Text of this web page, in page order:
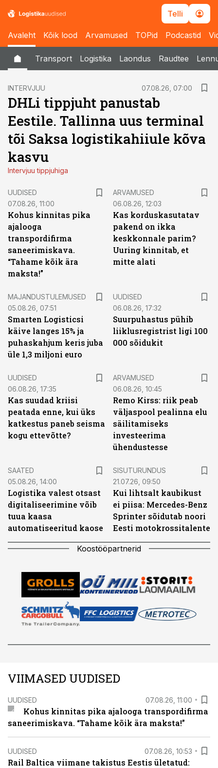
Telli
Avaleht Kõik lood Arvamused TOPid Podcastid
Transport Logistika Laondus Raudtee
INTERVJUU 07.08.26, 07:00
DHLi tippjuht panustab
Eestile. Tallinna uus terminal
tõi Saksa logistikahiiule kõva
kasvu
Intervjuu tippjuhiga
UUDISED
07.08.26, 11:00
Kohus kinnitas pika
ajalooga
transpordifirma
saneerimiskava.
“Tahame kõik ära
maksta!”
ARVAMUSED
06.08.26, 12:03
Kas korduskasutatav
pakend on ikka
keskkonnale parim?
Uuring kinnitab, et
mitte alati
MAJANDUSTULEMUSED
05.08.26, 07:51
Smarten Logisticsi
käive langes 15% ja
puhaskahjum keris juba
üle 1,3 miljoni euro
UUDISED
06.08.26, 17:32
Suurpuhastus pühib
liiklusregistrist ligi 100
000 sõidukit
UUDISED
06.08.26, 17:35
Kas suudad kriisi
peatada enne, kui üks
katkestus paneb seisma
kogu ettevõtte?
ARVAMUSED
06.08.26, 10:45
Remo Kirss: riik peab
väljaspool pealinna elu
säilitamiseks
investeerima
ühendustesse
SAATED
05.08.26, 14:00
Logistika valest otsast
digitaliseerimine võib
tuua kaasa
automatiseeritud kaose
SISUTURUNDUS
21.07.26, 09:50
Kui lihtsalt kaubikust
ei piisa: Mercedes-Benz
Sprinter sõidutab noori
Eesti motokrossitalente
Koostööpartnerid
VIIMASED UUDISED
UUDISED 07.08.26, 11:00
Kohus kinnitas pika ajalooga transpordifirma
saneerimiskava. “Tahame kõik ära maksta!”
UUDISED 07.08.26, 10:53
Rail Baltica viimane takistus Eestis ületatud: